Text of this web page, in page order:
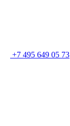
+7 495 649 05 73